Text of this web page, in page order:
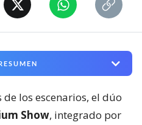
los escenarios, el dúo
Show, integrado por